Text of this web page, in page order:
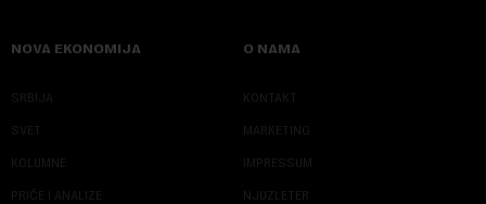
NOVA EKONOMIJA
SRBIJA
SVET
KOLUMNE
PRIČE I ANALIZE
O NAMA
KONTAKT
MARKETING
IMPRESSUM
NJUZLETER